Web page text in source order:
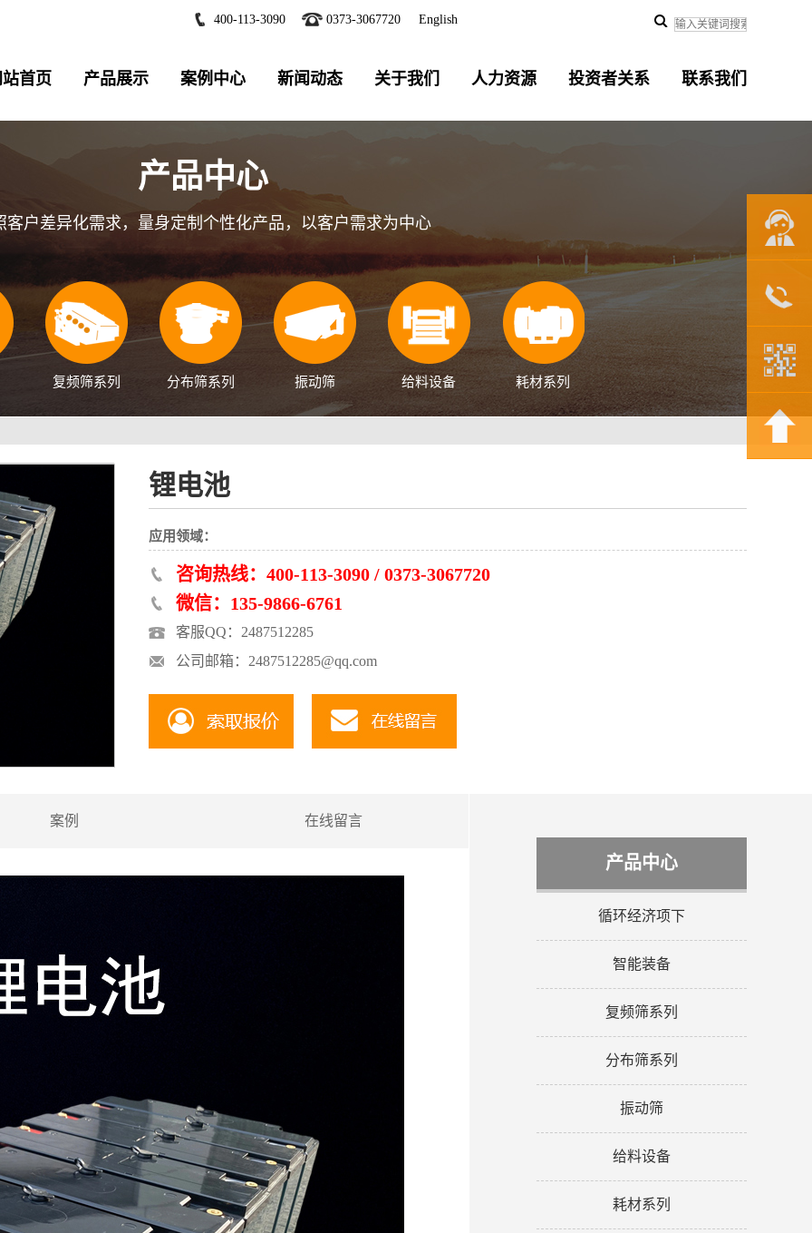
400-113-3090 0373-3067720 English
首页 产品展示 案例中心 新闻动态 关于我们 人力资源 投资者关系 联系我们
产品中心
客户差异化需求，量身定制个性化产品，以客户需求为中心
复频筛系列 分布筛系列 振动筛 给料设备 耗材系列
锂电池
应用领域：
咨询热线：400-113-3090 / 0373-3067720
微信：135-9866-6761
客服QQ：2487512285
公司邮箱：2487512285@qq.com
案例 在线留言
产品中心
循环经济项下
智能装备
复频筛系列
分布筛系列
振动筛
给料设备
耗材系列
联系我们